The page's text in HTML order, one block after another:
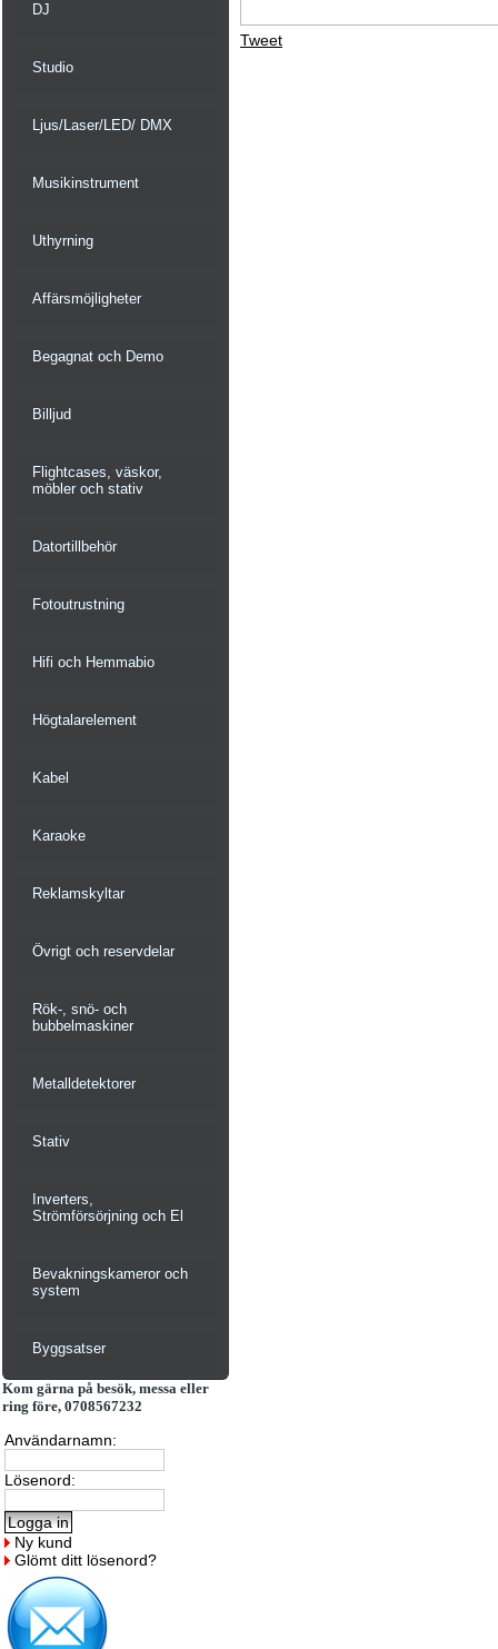
DJ
Studio
Ljus/Laser/LED/ DMX
Musikinstrument
Uthyrning
Affärsmöjligheter
Begagnat och Demo
Billjud
Flightcases, väskor,
möbler och stativ
Datortillbehör
Fotoutrustning
Hifi och Hemmabio
Högtalarelement
Kabel
Karaoke
Reklamskyltar
Övrigt och reservdelar
Rök-, snö- och
bubbelmaskiner
Metalldetektorer
Stativ
Inverters,
Strömförsörjning och El
Bevakningskameror och
system
Byggsatser
Kom gärna på besök, messa eller
ring före, 0708567232
Användarnamn:
Lösenord:
Ny kund
Glömt ditt lösenord?
Tweet